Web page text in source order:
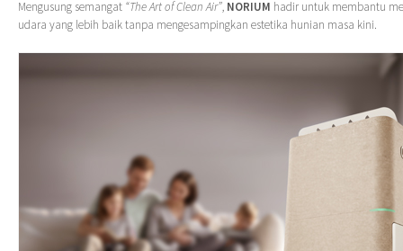
Mengusung semangat “The Art of Clean Air”, NORIUM hadir untuk membantu
udara yang lebih baik tanpa mengesampingkan estetika hunian masa kini.